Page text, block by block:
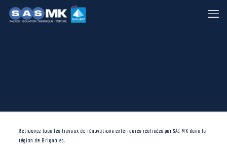
Retrouvez tous les travaux de rénovations extérieures réalisées par SAS MK dans la
région de Brignoles.